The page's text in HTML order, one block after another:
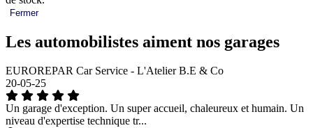
Fermer
Les automobilistes aiment nos garages
EUROREPAR Car Service - L'Atelier B.E & Co
20-05-25
Un garage d'exception. Un super accueil, chaleureux et humain. Un
niveau d'expertise technique tr...